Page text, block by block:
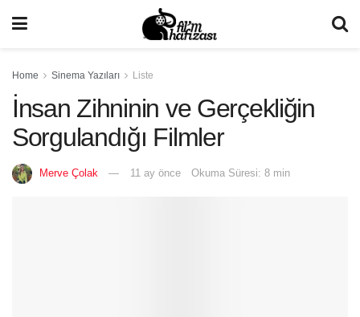
Home Sinema Yazıları Liste
İnsan Zihninin ve Gerçekliğin
Sorgulandığı Filmler
Merve Çolak 11 ay önce Okuma Süresi: 8 min